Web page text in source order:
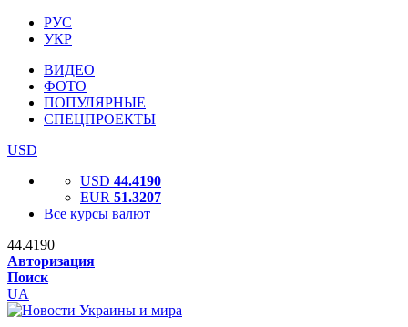
РУС
УКР
ВИДЕО
ФОТО
ПОПУЛЯРНЫЕ
СПЕЦПРОЕКТЫ
USD
USD 44.4190
EUR 51.3207
Все курсы валют
44.4190
Авторизация
Поиск
UA